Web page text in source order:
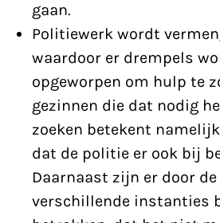
gaan.
Politiewerk wordt
waardoor er drempels
opgeworpen om hulp te
gezinnen die dat nodig
zoeken betekent
dat de politie er ook bij
Daarnaast zijn er door
verschillende instanties